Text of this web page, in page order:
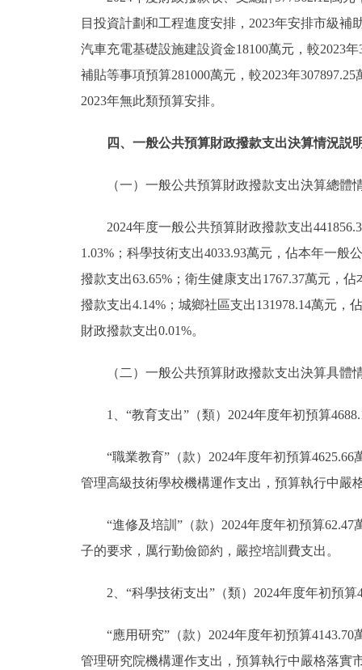
目投資計劃和工程進度安排，2023年安排市級補
汽車充電基礎設施建設資金18100萬元，較2023
補貼等事項預算281000萬元，較2023年
2023年無此類預算安排。
四、一般公共預算財政撥款支出決算情況説
（一）一般公共預算財政撥款支出決算總體
2024年度一般公共預算財政撥款支出
1.03%；科學技術支出4033.93萬元，佔本年一般
撥款支出63.65%；衛生健康支出1767.37萬元，
撥款支出4.14%；城鄉社區支出131978.14萬元
財政撥款支出0.01%。
（二）一般公共預算財政撥款支出決算具體
1、“教育支出”（類）2024年度年初預算
“職業教育”（款）2024年度年初預算
管理高級技術學校機構運作支出，預算執行中嚴
“進修及培訓”（款）2024年度年初預算
子的要求，厲行勤儉節約，嚴控培訓費支出。
2、“科學技術支出”（類）2024年度年初預
“應用研究”（款）2024年度年初預算
管理研究院機構運作支出，預算執行中嚴格落實